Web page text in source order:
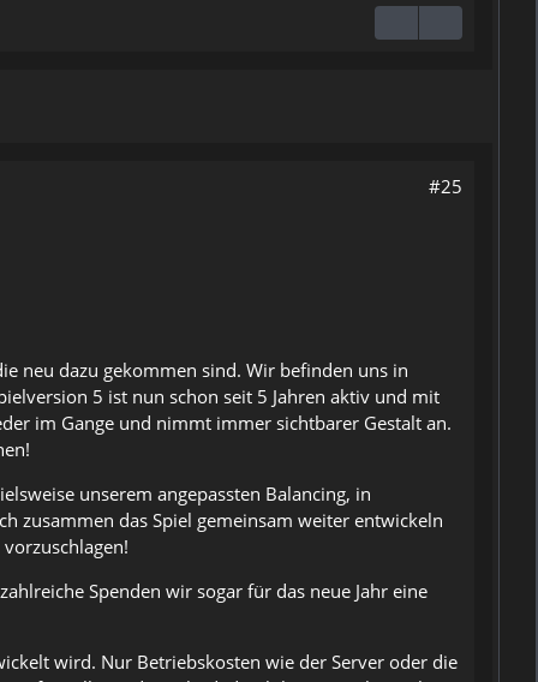
#25
neu dazu gekommen sind. Wir befinden uns in
5 ist nun schon seit 5 Jahren aktiv und mit
im Gange und nimmt immer sichtbarer Gestalt an.
unserem angepassten Balancing, in
zusammen das Spiel gemeinsam weiter entwickeln
Spenden wir sogar für das neue Jahr eine
wird. Nur Betriebskosten wie der Server oder die